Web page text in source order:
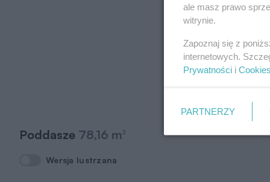
Poddasze 78,16 m 2
Wersja lustrzana
Wersja lustrzana
ale masz prawo
witrynie.
Zapoznaj się z
internetowych.
Prywatności i Cookies
PARTNERZY